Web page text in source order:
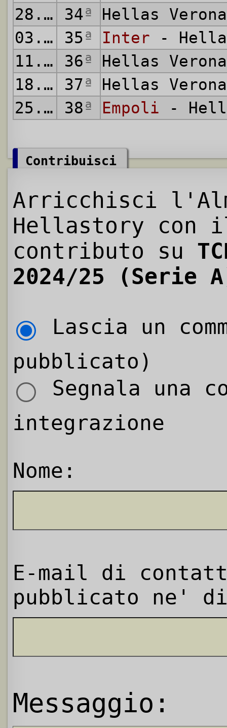
28.04.2025 34ª
Hellas
03.05.2025
35ª Inter -
11.05.2025
36ª
Hellas
18.05.2025
37ª
Hellas
25.05.2025
38ª Empoli -
Contribuisci
Arricchisci
Hellastory con
contributo su
2024/25 (Serie
Lascia un
pubblicato)
Segnala una
integrazione
Nome:
E-mail di
pubblicato ne'
Messaggio: